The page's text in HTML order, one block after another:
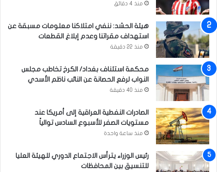
منذ 4 دقائق
هيئة الحشد: ننفي امتلاكنا معلومات مسبقة عن
استهداف مقراتنا وعدم إبلاغ القطعات
منذ 22 دقيقة
محكمة استئناف بغداد/ الكرخ تخاطب مجلس
النواب لرفع الحصانة عن النائب ناظم الأسدي
منذ 40 دقيقة
الصادرات النفطية العراقية إلى أمريكا عند
مستويات الصفر للأسبوع السادس توالياً
منذ ساعة واحدة
رئيس الوزراء يترأس الاجتماع الدوري للهيئة العليا
للتنسيق بين المحافظات